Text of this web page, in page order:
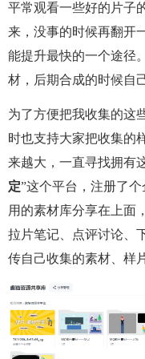
平常观看一些好的片子
来，没事的时候再翻开
能提升最快的一个途径
材，后期合成的时候自
为了方便把我收集的这
时也支持大家把收集的
来越大，一直寻找拥有
定”这个平台，注册了
用的素材库分享在上面
拉片笔记、点评讨论、
传自己收集的素材、样